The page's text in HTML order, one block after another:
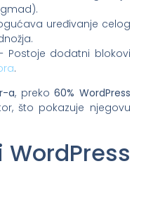
uređivanje celog
Postoje dodatni blokovi
.
a, preko60% WordPress
što pokazuje njegovu